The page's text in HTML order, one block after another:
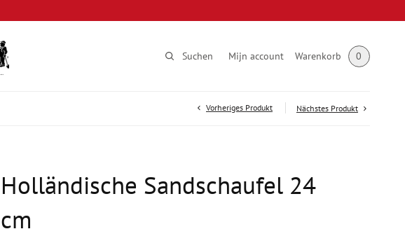
Suchen Mijn account Warenkorb 0
Vorheriges Produkt Nächstes Produkt
Holländische Sandschaufel 24
cm